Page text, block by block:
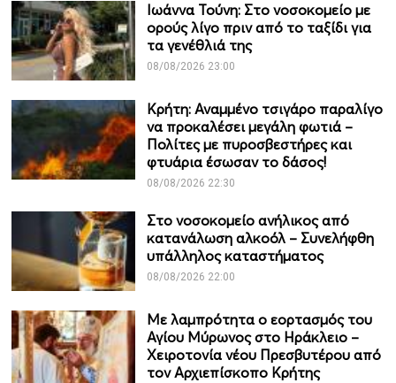
Ιωάννα Τούνη: Στο νοσοκομείο με
ορούς λίγο πριν από το ταξίδι για
τα γενέθλιά της
08/08/2026 23:00
Κρήτη: Αναμμένο τσιγάρο παραλίγο
να προκαλέσει μεγάλη φωτιά –
Πολίτες με πυροσβεστήρες και
φτυάρια έσωσαν το δάσος!
08/08/2026 22:30
Στο νοσοκομείο ανήλικος από
κατανάλωση αλκοόλ – Συνελήφθη
υπάλληλος καταστήματος
08/08/2026 22:00
Με λαμπρότητα ο εορτασμός του
Αγίου Μύρωνος στο Ηράκλειο –
Χειροτονία νέου Πρεσβυτέρου από
τον Αρχιεπίσκοπο Κρήτης